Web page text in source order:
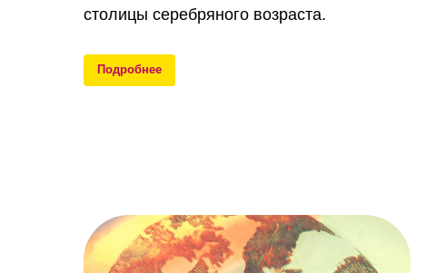
столицы серебряного возраста.
Подробнее